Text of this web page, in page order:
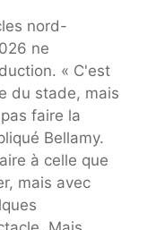
nord-
ne
« C'est
du stade, mais
faire la
Bellamy.
à celle que
mais avec